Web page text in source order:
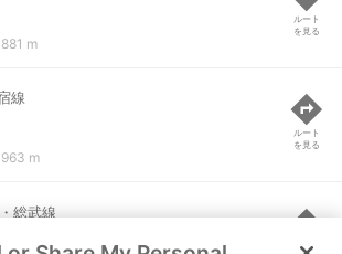
m
ルート
を見る
線
m
ルート
を見る
総武線
ルート